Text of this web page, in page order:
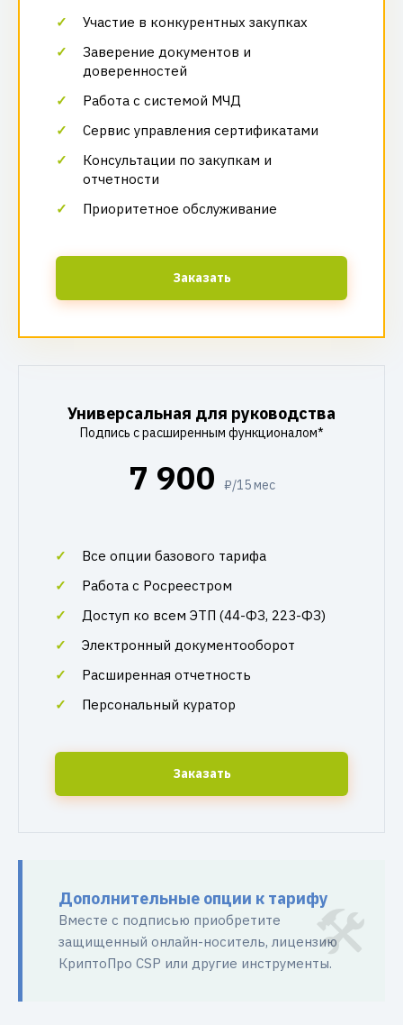
Участие в конкурентных закупках
Заверение документов и
доверенностей
Работа с системой МЧД
Сервис управления сертификатами
Консультации по закупкам и
отчетности
Приоритетное обслуживание
Заказать
Универсальная для руководства
Подпись с расширенным функционалом*
7 900 ₽/15 мес
Все опции базового тарифа
Работа с Росреестром
Доступ ко всем ЭТП (44-ФЗ, 223-ФЗ)
Электронный документооборот
Расширенная отчетность
Персональный куратор
Заказать
Дополнительные опции к тарифу
Вместе с подписью приобретите
защищенный онлайн-носитель, лицензию
КриптоПро CSP или другие инструменты.